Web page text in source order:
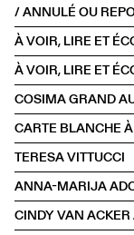
COSIMA GRAND
CARTE BLANCHE
TERESA VITTUCCI